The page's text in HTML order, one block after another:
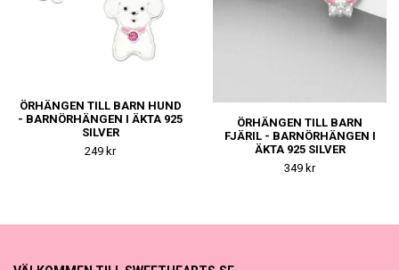
ÖRHÄNGEN TILL BARN HUND
- BARNÖRHÄNGEN I ÄKTA 925
SILVER
249 kr
ÖRHÄNGEN TILL BARN
FJÄRIL - BARNÖRHÄNGEN I
ÄKTA 925 SILVER
349 kr